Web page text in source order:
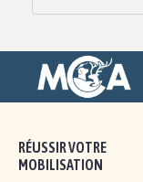
RÉUSSIR VOTRE
MOBILISATION